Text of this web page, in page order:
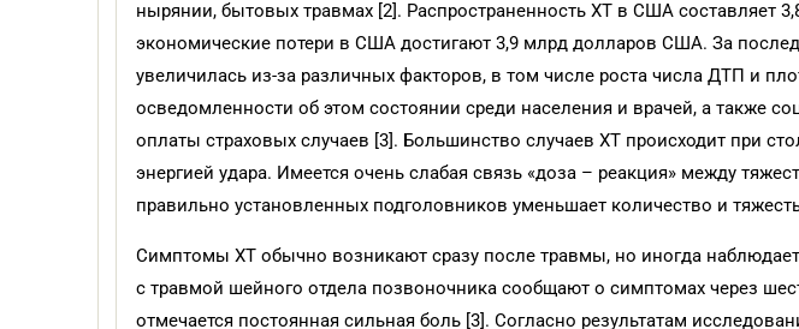
нырянии, бытовых травмах [2]. Распространенность ХТ в США составляет
экономические потери в США достигают 3,9 млрд долларов США. За
увеличилась из-за различных факторов, в том числе роста числа ДТП и
осведомленности об этом состоянии среди населения и врачей, а также
оплаты страховых случаев [3]. Большинство случаев ХТ происходит при
энергией удара. Имеется очень слабая связь «доза – реакция» между
правильно установленных подголовников уменьшает количество и
Симптомы ХТ обычно возникают сразу после травмы, но иногда
с травмой шейного отдела позвоночника сообщают о симптомах через
отмечается постоянная сильная боль [3]. Согласно результатам